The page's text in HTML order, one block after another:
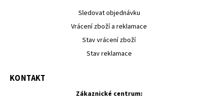
Sledovat objednávku
Vrácení zboží a reklamace
Stav vrácení zboží
Stav reklamace
KONTAKT
Zákaznické centrum: